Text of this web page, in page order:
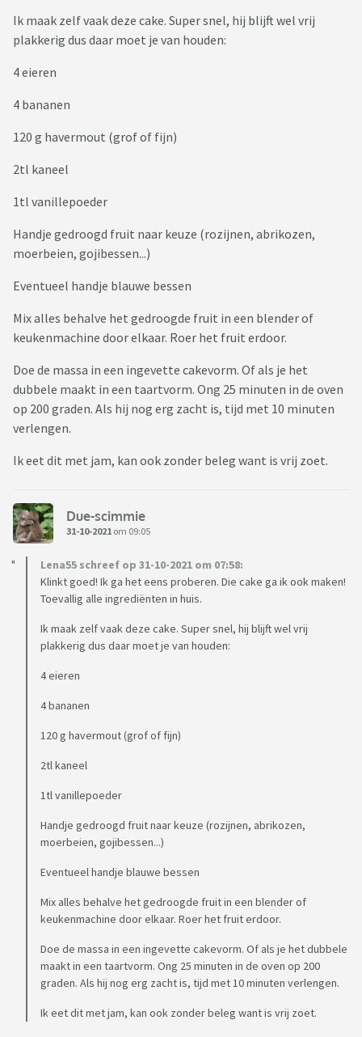
Ik maak zelf vaak deze cake. Super snel, hij blijft wel vrij
plakkerig dus daar moet je van houden:
4 eieren
4 bananen
120 g havermout (grof of fijn)
2tl kaneel
1tl vanillepoeder
Handje gedroogd fruit naar keuze (rozijnen, abrikozen,
moerbeien, gojibessen...)
Eventueel handje blauwe bessen
Mix alles behalve het gedroogde fruit in een blender of
keukenmachine door elkaar. Roer het fruit erdoor.
Doe de massa in een ingevette cakevorm. Of als je het
dubbele maakt in een taartvorm. Ong 25 minuten in de oven
op 200 graden. Als hij nog erg zacht is, tijd met 10 minuten
verlengen.
Ik eet dit met jam, kan ook zonder beleg want is vrij zoet.
Due-scimmie
31-10-2021 om 09:05
Lena55 schreef op 31-10-2021 om 07:58:
Klinkt goed! Ik ga het eens proberen. Die cake ga ik ook maken!
Toevallig alle ingrediënten in huis.
Ik maak zelf vaak deze cake. Super snel, hij blijft wel vrij
plakkerig dus daar moet je van houden:
4 eieren
4 bananen
120 g havermout (grof of fijn)
2tl kaneel
1tl vanillepoeder
Handje gedroogd fruit naar keuze (rozijnen, abrikozen,
moerbeien, gojibessen...)
Eventueel handje blauwe bessen
Mix alles behalve het gedroogde fruit in een blender of
keukenmachine door elkaar. Roer het fruit erdoor.
Doe de massa in een ingevette cakevorm. Of als je het dubbele
maakt in een taartvorm. Ong 25 minuten in de oven op 200
graden. Als hij nog erg zacht is, tijd met 10 minuten verlengen.
Ik eet dit met jam, kan ook zonder beleg want is vrij zoet.